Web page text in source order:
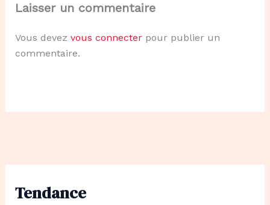
Tendance
Laisser un commentaire
Vous devez vous connecterpour publier un
commentaire.